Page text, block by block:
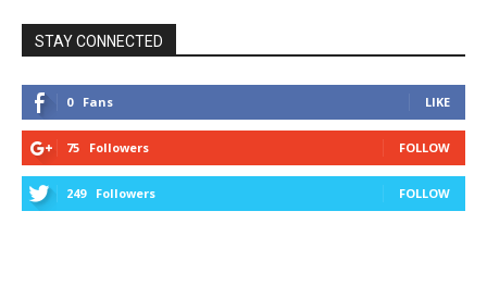
STAY CONNECTED
0 Fans LIKE
75 Followers FOLLOW
249 Followers FOLLOW